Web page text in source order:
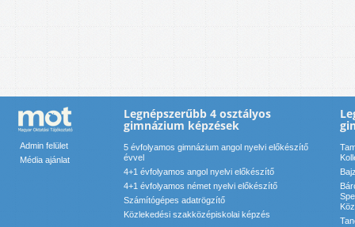
Admin felület
Média ajánlat
Legnépszerűbb 4 osztályos
gimnázium képzések
5 évfolyamos gimnázium angol nyelvi előkészítő
évvel
4+1 évfolyamos angol nyelvi előkészítő
4+1 évfolyamos német nyelvi előkészítő
Számítógépes adatrögzítő
Közlekedési szakközépiskolai képzés